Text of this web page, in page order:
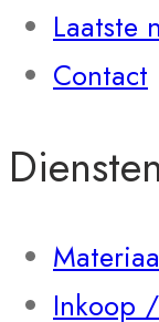
Laatste
Contact
Diensten
Inkoop